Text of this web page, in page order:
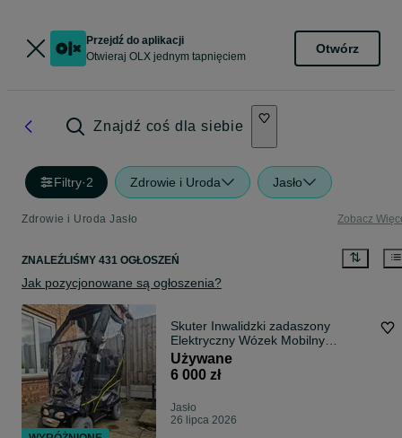
Przejdź do aplikacji
Otwieraj OLX jednym tapnięciem
Otwórz
Znajdź coś dla siebie
Filtry·2 Zdrowie i Uroda Jasło
Zdrowie i Uroda Jasło Zobacz
ZNALEŹLIŚMY 431 OGŁOSZEŃ
Jak pozycjonowane są ogłoszenia?
Skuter Inwalidzki zadaszony
Elektryczny Wózek Mobilny
Shoprider Kabina
Używane
6 000 zł
Jasło
26 lipca 2026